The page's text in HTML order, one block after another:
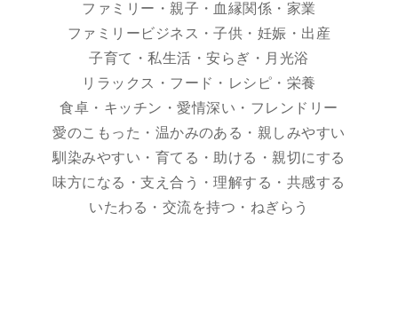
ファミリー・親子・血縁関係・家業
ファミリービジネス・子供・妊娠・出産
子育て・私生活・安らぎ・月光浴
リラックス・フード・レシピ・栄養
食卓・キッチン・愛情深い・フレンドリー
愛のこもった・温かみのある・親しみやすい
馴染みやすい・育てる・助ける・親切にする
味方になる・支え合う・理解する・共感する
いたわる・交流を持つ・ねぎらう